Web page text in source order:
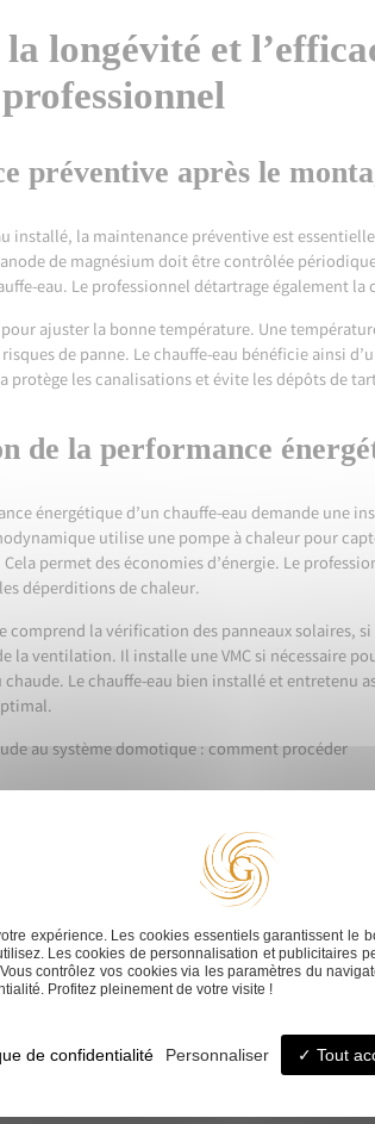
longévité et
préventive après le
installé, la maintenance préventive est
de magnésium doit être contrôlée
eau. Le professionnel détartrage également la
ajuster la bonne température. Une
de panne. Le chauffe-eau bénéficie ainsi
protège les canalisations et évite les dépôts de
de la performance
énergétique d’un chauffe-eau demande une
utilise une pompe à chaleur pour
permet des économies d’énergie. Le
déperditions de chaleur.
comprend la vérification des panneaux solaires,
la ventilation. Il installe une VMC si nécessaire
Le chauffe-eau bien installé et
au système domotique : comment procéder
expérience. Les cookies essentiels garantissent le
Les cookies de personnalisation et publicitaires
contrôlez vos cookies via les paramètres du
Profitez pleinement de votre visite !
Tout
Personnaliser
de confidentialité